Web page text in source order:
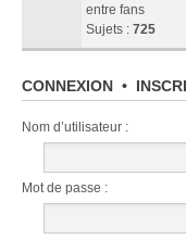
entre fans
Sujets : 725
CONNEXION •
Nom d’utilisateur :
Mot de passe :